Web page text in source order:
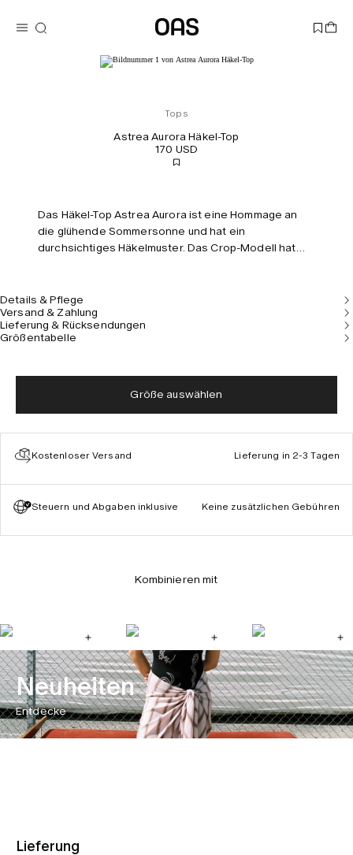
Tops
Astrea Aurora Häkel-Top
170 USD
Das Häkel-Top Astrea Aurora ist eine Hommage an
die glühende Sommersonne und hat ein
durchsichtiges Häkelmuster. Das Crop-Modell hat
cm/5’10'' groß und trägt Größe S.
Details & Pflege
Versand & Zahlung
Lieferung & Rücksendungen
Größentabelle
Größe auswählen
Kostenloser Versand Lieferung in 2-3 Tagen
Steuern und Abgaben inklusive Keine zusätzlichen Gebühren
Kombinieren mit
Neuheiten
Entdecke
Lieferung